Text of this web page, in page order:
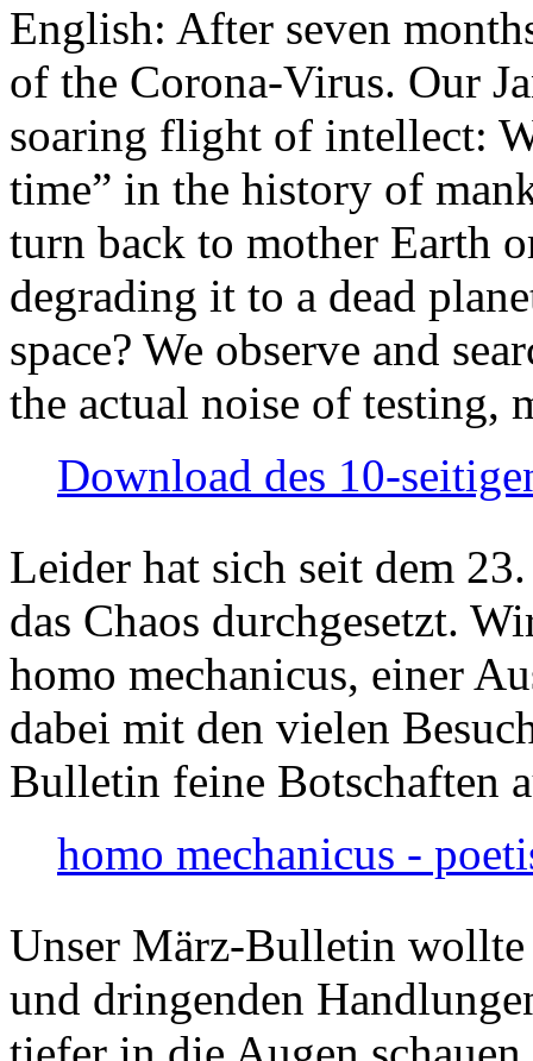
English: After seven
of the Corona-Virus. Our
soaring flight of intellect:
time” in the history of
turn back to mother Earth
degrading it to a dead
space? We observe and
the actual noise of testing,
Download des 10-
Leider hat sich seit dem
das Chaos durchgesetzt.
homo mechanicus, einer
dabei mit den vielen
Bulletin feine Botschaften
homo mechanicus -
Unser März-Bulletin
und dringenden